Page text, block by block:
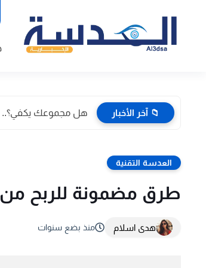
📁 آخر الأخبار هل مجموعك يكفي؟.. تنسيق
العدسة التقنية
طرق مضمونة للربح من
هدى اسلام منذ بضع سنوات